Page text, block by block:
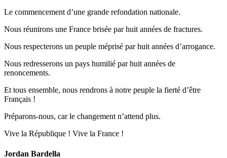
Le commencement d’une grande refondation nationale.
Nous réunirons une France brisée par huit années de fractures.
Nous respecterons un peuple méprisé par huit années d’arrogance.
Nous redresserons un pays humilié par huit années de
renoncements.
Et tous ensemble, nous rendrons à notre peuple la fierté d’être
Français !
Préparons-nous, car le changement n’attend plus.
Vive la République ! Vive la France !
Jordan Bardella